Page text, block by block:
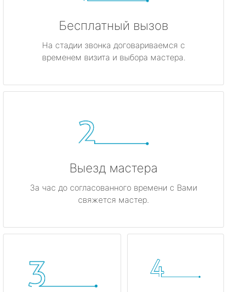
Бесплатный вызов
На стадии звонка договариваемся с
временем визита и выбора мастера.
Выезд мастера
За час до согласованного времени с Вами
свяжется мастер.